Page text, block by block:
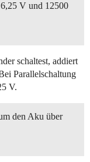
V und 12500
schaltest, addiert
Parallelschaltung
V.
den Aku über